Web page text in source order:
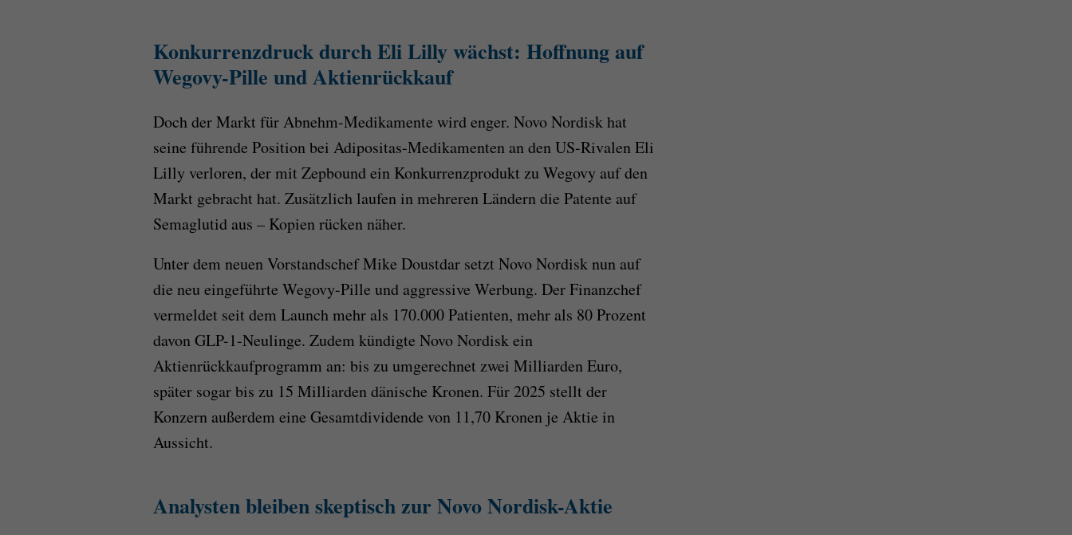
Konkurrenzdruck durch Eli Lilly wächst: Hoffnung auf
Wegovy-Pille und Aktienrückkauf
Doch der Markt für Abnehm-Medikamente wird enger. Novo Nordisk hat
seine führende Position bei Adipositas-Medikamenten an den US-Rivalen Eli
Lilly verloren, der mit Zepbound ein Konkurrenzprodukt zu Wegovy auf den
Markt gebracht hat. Zusätzlich laufen in mehreren Ländern die Patente auf
Semaglutid aus – Kopien rücken näher.
Unter dem neuen Vorstandschef Mike Doustdar setzt Novo Nordisk nun auf
die neu eingeführte Wegovy-Pille und aggressive Werbung. Der Finanzchef
vermeldet seit dem Launch mehr als 170.000 Patienten, mehr als 80 Prozent
davon GLP-1-Neulinge. Zudem kündigte Novo Nordisk ein
Aktienrückkaufprogramm an: bis zu umgerechnet zwei Milliarden Euro,
später sogar bis zu 15 Milliarden dänische Kronen. Für 2025 stellt der
Konzern außerdem eine Gesamtdividende von 11,70 Kronen je Aktie in
Aussicht.
Analysten bleiben skeptisch zur Novo Nordisk-Aktie